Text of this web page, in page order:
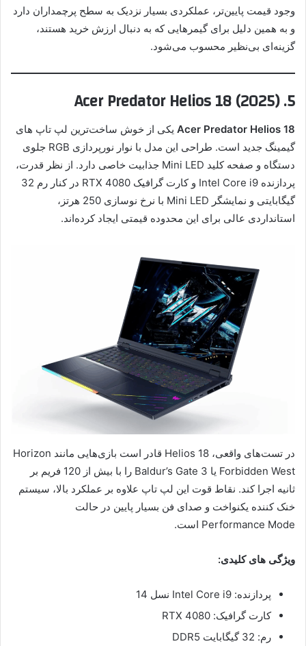
وجود قیمت پایین‌تر، عملکردی بسیار نزدیک به سطح پرچمداران دارد
و به همین دلیل برای گیمرهایی که به دنبال ارزش خرید هستند،
گزینه‌ای بی‌نظیر محسوب می‌شود.
5. Acer Predator Helios 18 (2025)
Acer Predator Helios 18 یکی از خوش ساخت‌ترین لپ تاپ های
گیمینگ جدید است. طراحی این مدل با نوار نورپردازی RGB جلوی
دستگاه و صفحه کلید Mini LED جذابیت خاصی دارد. از نظر قدرت،
پردازنده Intel Core i9 و کارت گرافیک RTX 4080 در کنار رم 32
گیگابایتی و نمایشگر Mini LED با نرخ نوسازی 250 هرتز،
استانداردی عالی برای این محدوده قیمتی ایجاد کرده‌اند.
در تست‌های واقعی، Helios 18 قادر است بازی‌هایی مانند Horizon
Forbidden West یا Baldur’s Gate 3 را با بیش از 120 فریم بر
ثانیه اجرا کند. نقاط قوت این لپ تاپ علاوه بر عملکرد بالا، سیستم
خنک کننده یکنواخت و صدای فن بسیار پایین در حالت
Performance Mode است.
ویژگی های کلیدی:
پردازنده: Intel Core i9 نسل 14
کارت گرافیک: RTX 4080
رم: 32 گیگابایت DDR5